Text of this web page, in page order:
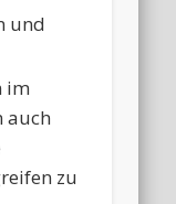
und
im
auch
zu